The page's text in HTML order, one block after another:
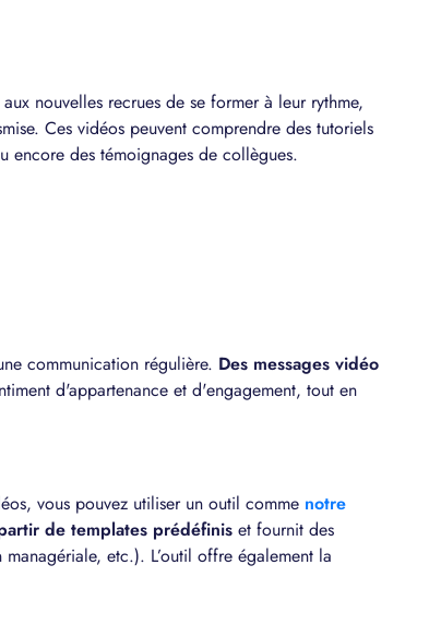
nouvelles recrues de se former à leur rythme,
Ces vidéos peuvent comprendre des tutoriels
encore des témoignages de collègues.
communication régulière. Des messages vidéo
d'appartenance et d'engagement, tout en
vous pouvez utiliser un outil comme notre
de templates prédéfinis et fournit des
etc.). L’outil offre également la